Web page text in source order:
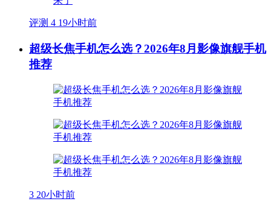
评测 4 19小时前
超级长焦手机怎么选？2026年8月影像旗舰手机
推荐
3 20小时前